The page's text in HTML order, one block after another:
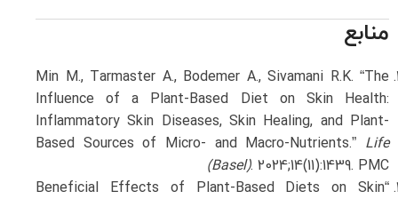
منابع
Min M., Tarmaster A., Bodemer A., Sivamani R.K. “The
Influence of a Plant-Based Diet on Skin Health:
Inflammatory Skin Diseases, Skin Healing, and Plant-
Based Sources of Micro- and Macro-Nutrients.” Life
(Basel). 2024;14(11):1439. PMC
“Beneficial Effects of Plant-Based Diets on Skin